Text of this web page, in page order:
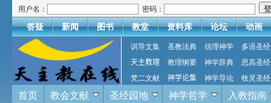
用户名： 密码：
答疑 新闻 图书 教堂 资料库 论坛 动画
训导文集 圣教法典 信理神学
多语圣经
天主教理
教理纲要 神学辞典
思高圣经
梵二文献
神学论集 神学导论 牧灵圣经
首页 教会文献 圣经园地 神学哲学 入教指南